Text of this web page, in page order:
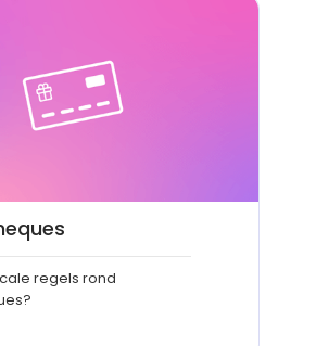
regels rond